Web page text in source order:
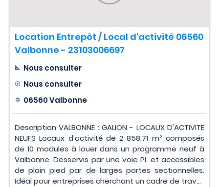
Location Entrepôt / Local d'activité 06560
Valbonne - 23103006697
Nous consulter
Nous consulter
06560 Valbonne
Description VALBONNE : GALION - LOCAUX D'ACTIVITE
NEUFS Locaux d'activité de 2 858.71 m² composés
de 10 modules à louer dans un programme neuf à
Valbonne. Desservis par une voie PL et accessibles
de plain pied par de larges portes sectionnelles.
Idéal pour entreprises cherchant un cadre de trav...